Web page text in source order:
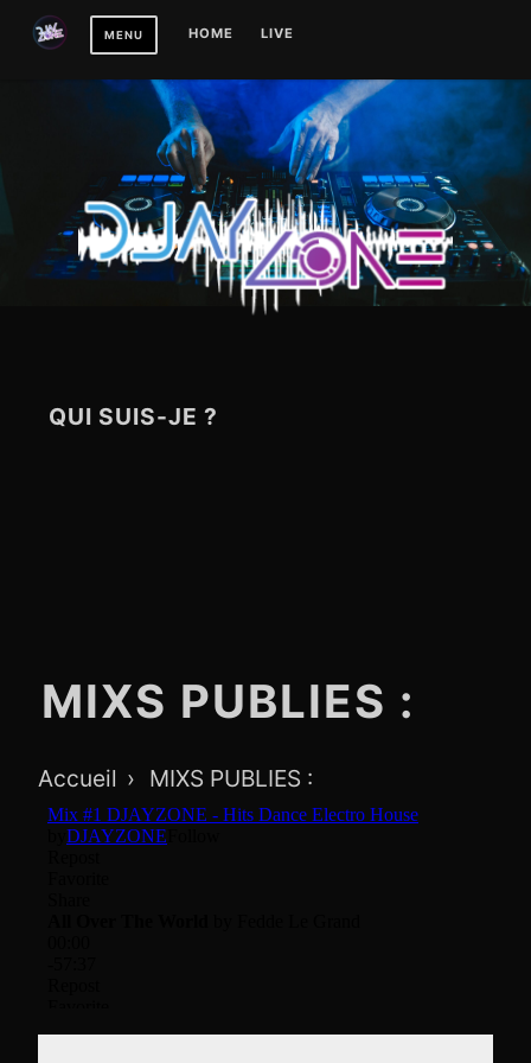
MENU HOME LIVE
QUI SUIS-JE ?
MIXS PUBLIES :
Breadcrumb
Navigation
Accueil MIXS PUBLIES :